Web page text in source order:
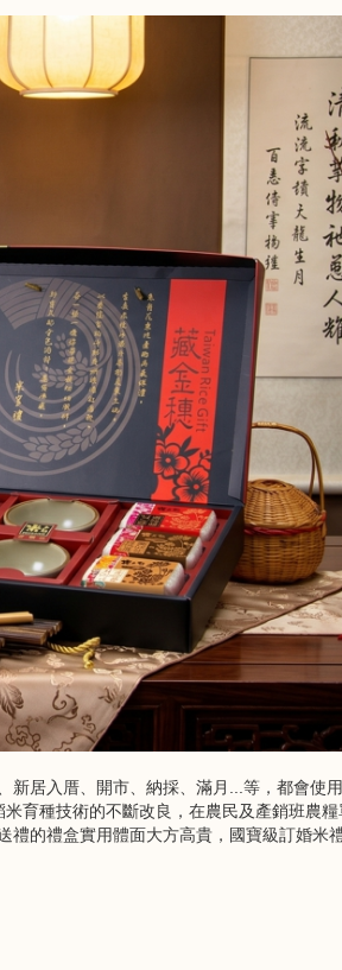
居入厝、開市、納採、滿月...等，都會使用
米育種技術的不斷改良，在農民及產銷班農
的禮盒實用體面大方高貴，國寶級訂婚米